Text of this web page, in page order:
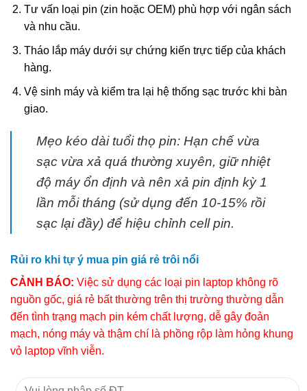
Tư vấn loại pin (zin hoặc OEM) phù hợp với ngân sách
và nhu cầu.
Tháo lắp máy dưới sự chứng kiến trực tiếp của khách
hàng.
Vệ sinh máy và kiểm tra lại hệ thống sạc trước khi bàn
giao.
Mẹo kéo dài tuổi thọ pin: Hạn chế vừa
sạc vừa xả quá thường xuyên, giữ nhiệt
độ máy ổn định và nên xả pin định kỳ 1
lần mỗi tháng (sử dụng đến 10-15% rồi
sạc lại đầy) để hiệu chỉnh cell pin.
Rủi ro khi tự ý mua pin giá rẻ trôi nổi
CẢNH BÁO: Việc sử dụng các loại pin laptop không rõ
nguồn gốc, giá rẻ bất thường trên thị trường thường dẫn
đến tình trạng mạch pin kém chất lượng, dễ gây đoản
mạch, nóng máy và thậm chí là phồng rộp làm hỏng khung
vỏ laptop vĩnh viễn.